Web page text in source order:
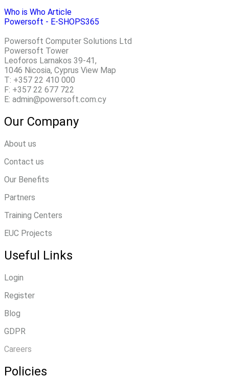
Who is Who Article
Powersoft - E-SHOPS365
Powersoft Computer Solutions Ltd
Powersoft Tower
Leoforos Larnakos 39-41,
1046 Nicosia, Cyprus View Map
T: +357 22 410 000
F: +357 22 677 722
E: admin@powersoft.com.cy
Our Company
About us
Contact us
Our Benefits
Partners
Training Centers
EUC Projects
Useful Links
Login
Register
Blog
GDPR
Careers
Policies